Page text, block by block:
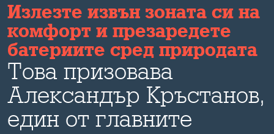
Излезте извън зоната си на
комфорт и презаредете
батериите сред природата
Това призовава
Александър Кръстанов,
един от главните